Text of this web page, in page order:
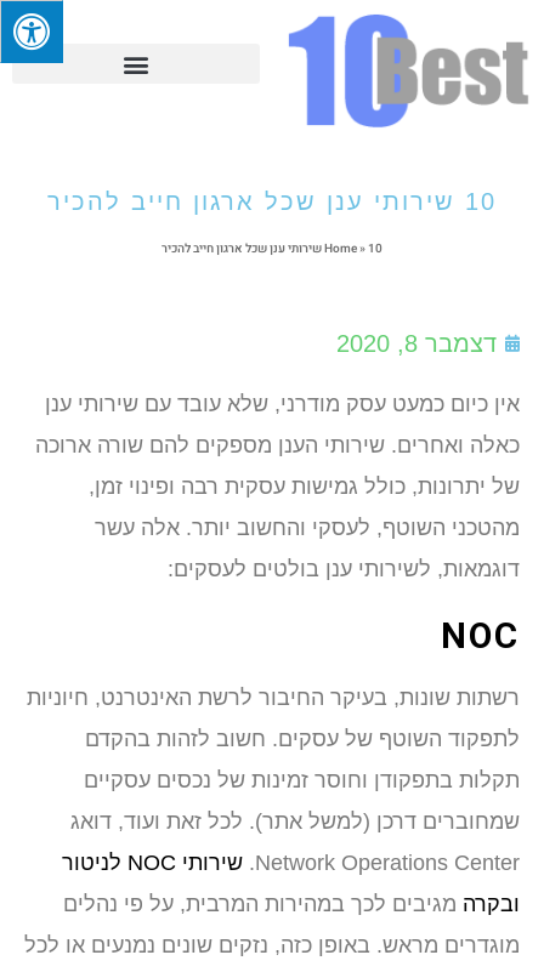
10 שירותי ענן שכל ארגון חייב להכיר
Home» 10 שירותי ענן שכל ארגון חייב להכיר
דצמבר 8, 2020
אין כיום כמעט עסק מודרני, שלא עובד עם שירותי ענן
כאלה ואחרים. שירותי הענן מספקים להם שורה ארוכה
של יתרונות, כולל גמישות עסקית רבה ופינוי זמן,
מהטכני השוטף, לעסקי והחשוב יותר. אלה עשר
דוגמאות, לשירותי ענן בולטים לעסקים:
NOC
רשתות שונות, בעיקר החיבור לרשת האינטרנט, חיוניות
לתפקוד השוטף של עסקים. חשוב לזהות בהקדם
תקלות בתפקודן וחוסר זמינות של נכסים עסקיים
שמחוברים דרכן (למשל אתר). לכל זאת ועוד, דואג
Network Operations Center.
שירותי NOC לניטור
ובקרה מגיבים לכך במהירות המרבית, על פי נהלים
מוגדרים מראש. באופן כזה, נזקים שונים נמנעים או לכל